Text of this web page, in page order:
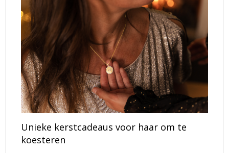
Unieke kerstcadeaus voor haar om te
koesteren